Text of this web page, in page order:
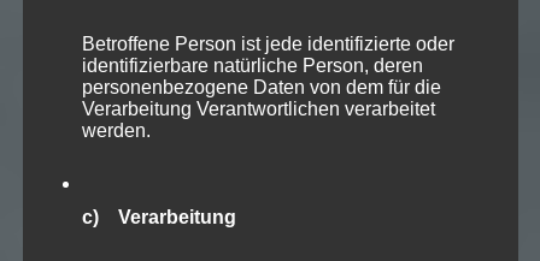
Betroffene Person ist jede identifizierte oder
identifizierbare natürliche Person, deren
personenbezogene Daten von dem für die
Verarbeitung Verantwortlichen verarbeitet
werden.
c) Verarbeitung